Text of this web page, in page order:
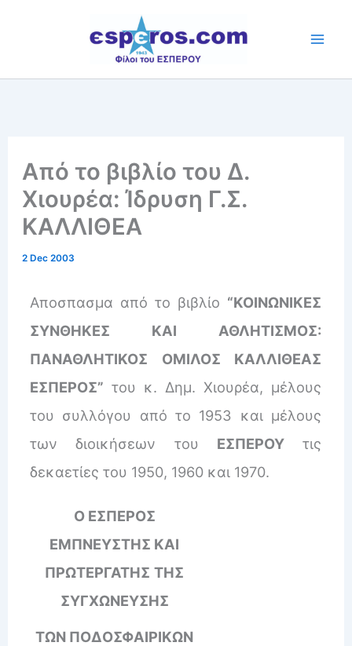
Από το βιβλίο του Δ.
Χιουρέα: Ίδρυση Γ.Σ.
ΚΑΛΛΙΘΕΑ
2 Dec 2003
Αποσπασμα από το βιβλίο “ΚΟΙΝΩΝΙΚΕΣ
ΣΥΝΘΗΚΕΣ ΚΑΙ ΑΘΛΗΤΙΣΜΟΣ:
ΠΑΝΑΘΛΗΤΙΚΟΣ ΟΜΙΛΟΣ ΚΑΛΛΙΘΕΑΣ
ΕΣΠΕΡΟΣ” του κ. Δημ. Χιουρέα, μέλους
του συλλόγου από το 1953 και μέλους
των διοικήσεων του ΕΣΠΕΡΟΥτις
δεκαετίες του 1950, 1960 και 1970.
Ο ΕΣΠΕΡΟΣ
ΕΜΠΝΕΥΣΤΗΣ ΚΑΙ
ΠΡΩΤΕΡΓΑΤΗΣ ΤΗΣ
ΣΥΓΧΩΝΕΥΣΗΣ
ΤΩΝ ΠΟΔΟΣΦΑΙΡΙΚΩΝ